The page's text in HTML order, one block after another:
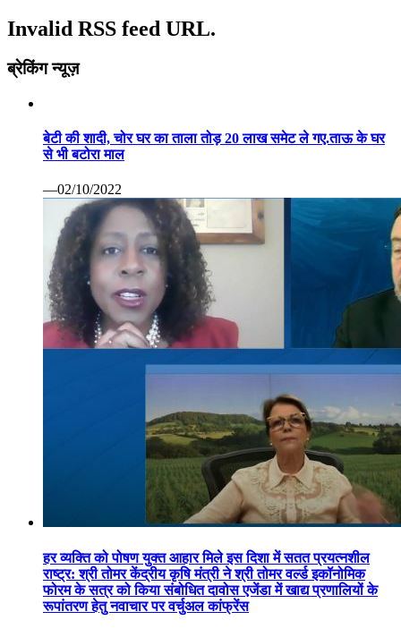
Invalid RSS feed URL.
ब्रेकिंग न्यूज़
बेटी की शादी, चोर घर का ताला तोड़ 20 लाख समेट ले गए.ताऊ के घर
से भी बटोरा माल
—02/10/2022
हर व्यक्ति को पोषण युक्त आहार मिले इस दिशा में सतत प्रयत्नशील
राष्ट्र: श्री तोमर केंद्रीय कृषि मंत्री ने श्री तोमर वर्ल्ड इकॉनोमिक
फोरम के सत्र को किया संबोधित दावोस एजेंडा में खाद्य प्रणालियों के
रूपांतरण हेतु नवाचार पर वर्चुअल कांफ्रेंस